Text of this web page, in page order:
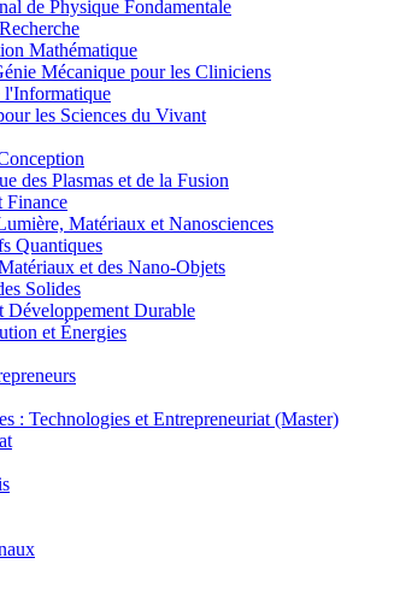
de Physique Fondamentale
Mathématique
Mécanique pour les Cliniciens
les Sciences du Vivant
des Plasmas et de la Fusion
Finance
Matériaux et Nanosciences
Quantiques
et des Nano-Objets
Solides
Durable
et Énergies
: Technologies et Entrepreneuriat (Master)